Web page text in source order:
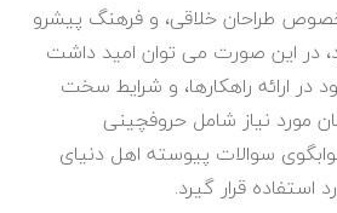
طراحان خلاقی، و فرهنگ پیشرو
در این صورت می توان امید داشت
در ارائه راهکارها، و شرایط سخت
مورد نیاز شامل حروفچینی
سوالات پیوسته اهل دنیای
استفاده قرار گیرد.